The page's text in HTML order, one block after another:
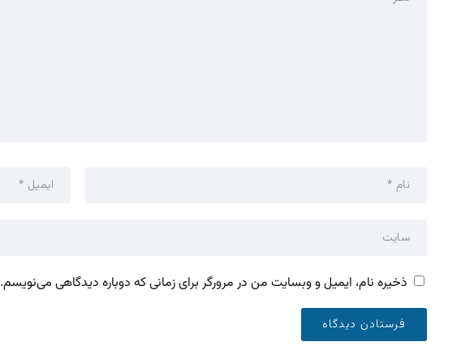
ذخیره نام، ایمیل و وبسایت من در مرورگر برای زمانی که دوباره دیدگاهی می‌نویسم.